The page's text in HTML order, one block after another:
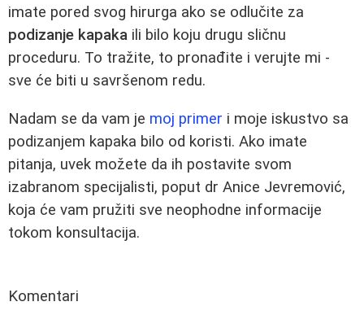
imate pored svog hirurga ako se odlučite za
podizanje kapaka ili bilo koju drugu sličnu
proceduru. To tražite, to pronađite i verujte mi -
sve će biti u savršenom redu.
Nadam se da vam je moj primer i moje iskustvo sa
podizanjem kapaka bilo od koristi. Ako imate
pitanja, uvek možete da ih postavite svom
izabranom specijalisti, poput dr Anice Jevremović,
koja će vam pružiti sve neophodne informacije
tokom konsultacija.
Komentari